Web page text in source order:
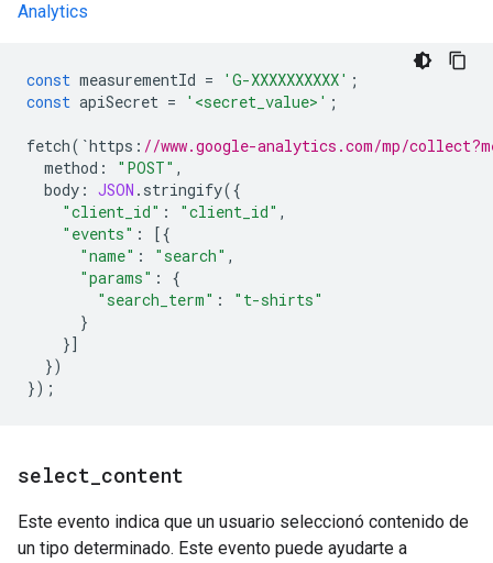
Analytics
const measurementId = 'G-XXXXXXXXXX' ;
const apiSecret = '<secret_value>' ;
fetch( `https : //www.google-analytics.com/mp/
method : "POST" ,
body : JSON . stringify({
"client_id" : "client_id" ,
"events" :
[{
"name" : "search" ,
"params" :
{
"search_term" :
"t-shirts"
}
}]
})
});
select content
Este evento indica que un usuario seleccionó contenido de
un tipo determinado. Este evento puede ayudarte a